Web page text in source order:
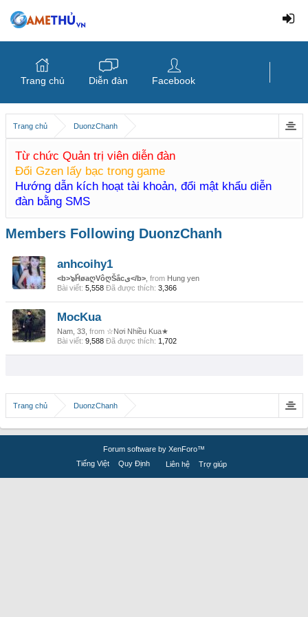
Trang chủ DuonzChanh
Từ chức Quản trị viên diễn đàn
Đổi Gzen lấy bạc trong game
Hướng dẫn kích hoạt tài khoản, đổi mật khẩu diễn
đàn bằng SMS
Members Following DuonzChanh
anhcoihy1
<b>๖ۜHøaღVôღŠắcى</b>, from Hung yen
Bài viết: 5,558 Đã được thích: 3,366
MocKua
Nam, 33, from ☆Nơi Nhiều Kua★
Bài viết: 9,588 Đã được thích: 1,702
Trang chủ DuonzChanh
Trang chủ Diễn đàn Facebook
Forum software by XenForo™
Tiếng Việt
Quy Định Liên hệ Trợ giúp